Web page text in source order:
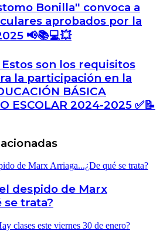
Bonilla" convoca a
aprobados por la
📢📚💻💥
Estos son los requisitos
la participación en la
BÁSICA
ESCOLAR 2024-2025 ✅📝
despido de Marx
trata?